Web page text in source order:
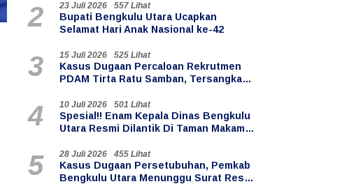
2 23 Juli 2026 557 Lihat
Bupati Bengkulu Utara Ucapkan
Selamat Hari Anak Nasional ke-42
3 15 Juli 2026 525 Lihat
Kasus Dugaan Percaloan Rekrutmen
PDAM Tirta Ratu Samban, Tersangka
4 10 Juli 2026 501 Lihat
Spesial!! Enam Kepala Dinas Bengkulu
Utara Resmi Dilantik Di Taman Makam
5 28 Juli 2026 455 Lihat
Kasus Dugaan Persetubuhan, Pemkab
Bengkulu Utara Menunggu Surat Resmi